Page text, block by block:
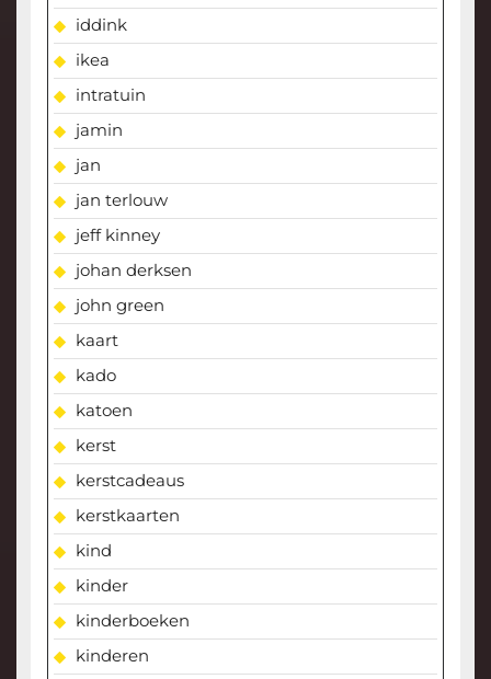
iddink
ikea
intratuin
jamin
jan
jan terlouw
jeff kinney
johan derksen
john green
kaart
kado
katoen
kerst
kerstcadeaus
kerstkaarten
kind
kinder
kinderboeken
kinderen